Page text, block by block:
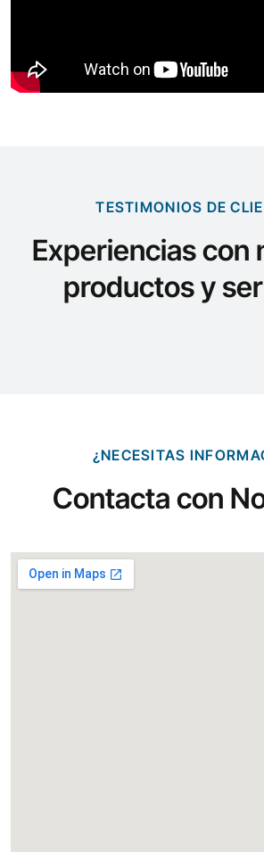
TESTIMONIOS DE
Experiencias con
productos y
¿NECESITAS
Contacta con